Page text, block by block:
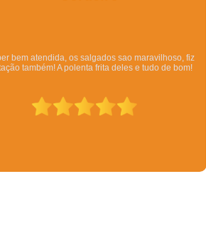
de salgados por um ótimo preço. Além da rapidez.
de meia hora eu tinha resolvido todo o problema de